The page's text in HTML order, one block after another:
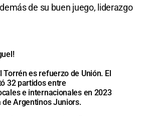
de su buen juego, liderazgo
Torrén es refuerzo de Unión. El
32 partidos entre
e internacionales en 2023
de Argentinos Juniors.